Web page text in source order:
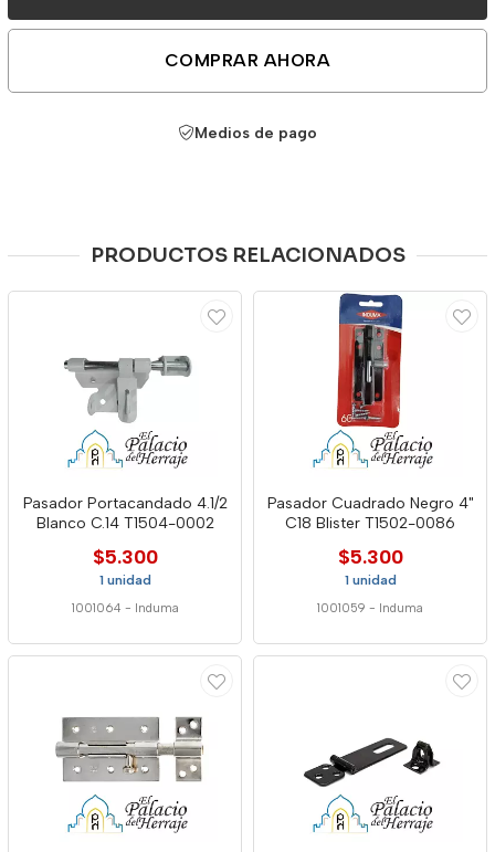
COMPRAR AHORA
Medios de pago
PRODUCTOS RELACIONADOS
Pasador Portacandado 4.1/2
Blanco C.14 T1504-0002
$5.300
1 unidad
1001064 - Induma
Pasador Cuadrado Negro 4"
C18 Blister T1502-0086
$5.300
1 unidad
1001059 - Induma